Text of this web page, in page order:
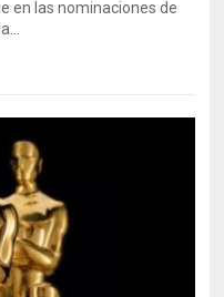
en las nominaciones de